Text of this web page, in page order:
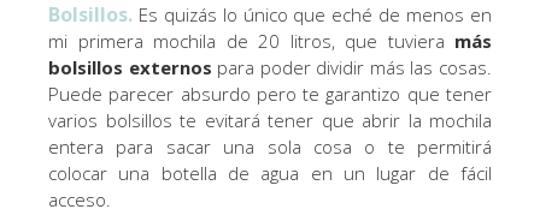
Bolsillos. Es quizás lo único que eché de menos en
mi primera mochila de 20 litros, que tuviera más
bolsillos externos para poder dividir más las cosas.
Puede parecer absurdo pero te garantizo que tener
varios bolsillos te evitará tener que abrir la mochila
entera para sacar una sola cosa o te permitirá
colocar una botella de agua en un lugar de fácil
acceso.